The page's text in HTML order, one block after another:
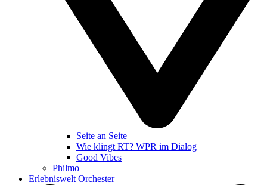
Seite an Seite
Wie klingt RT? WPR im Dialog
Good Vibes
Philmo
Erlebniswelt Orchester